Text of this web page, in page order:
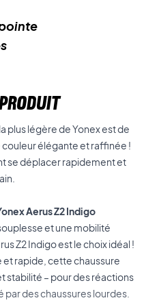
plus légère de Yonex est de
élégante et raffinée !
se déplacer rapidement et
Aerus Z2 Indigo
et une mobilité
Z2 Indigo est le choix idéal !
rapide, cette chaussure
– pour des réactions
des chaussures lourdes.